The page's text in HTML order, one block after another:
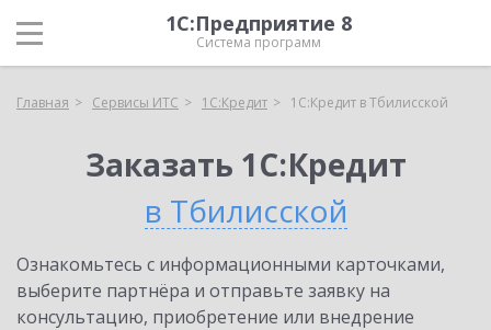
1С:Предприятие 8
Система программ
Главная Сервисы ИТС 1С:Кредит 1С:Кредит в Тбилисской
Заказать 1С:Кредит
в Тбилисской
Ознакомьтесь с информационными карточками,
выберите партнёра и отправьте заявку на
консультацию, приобретение или внедрение